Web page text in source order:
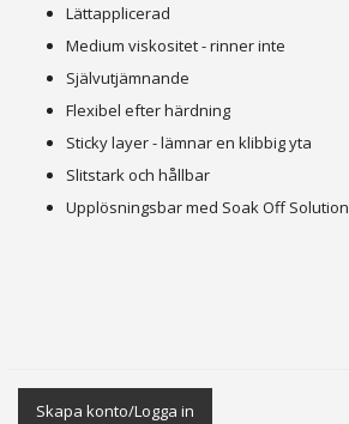
Lättapplicerad
Medium viskositet - rinner inte
Självutjämnande
Flexibel efter härdning
Sticky layer - lämnar en klibbig yta
Slitstark och hållbar
Upplösningsbar med Soak Off Solution
Skapa konto/Logga in